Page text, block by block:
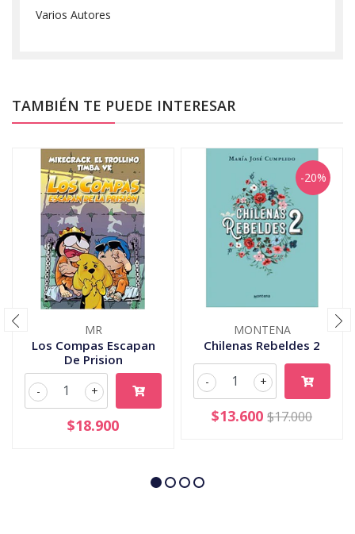
Varios Autores
TAMBIÉN TE PUEDE INTERESAR
MR
Los Compas Escapan
De Prision
+
-
$18.900
-20%
MONTENA
Chilenas Rebeldes 2
+
-
$13.600 $17.000